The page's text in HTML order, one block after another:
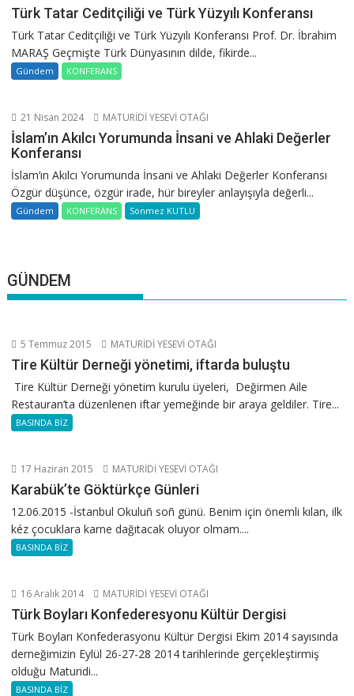
Türk Tatar Ceditçiliği ve Türk Yüzyılı Konferansı
Türk Tatar Ceditçiliği ve Türk Yüzyılı Konferansı Prof. Dr. İbrahim
MARAŞ Geçmişte Türk Dünyasının dilde, fikirde...
Gündem KONFERANS
21 Nisan 2024 MATURİDİ YESEVİ OTAĞI
İslam’ın Akılcı Yorumunda İnsani ve Ahlaki Değerler
Konferansı
İslam’ın Akılcı Yorumunda İnsani ve Ahlaki Değerler Konferansı
Özgür düşünce, özgür irade, hür bireyler anlayışıyla değerli...
Gündem KONFERANS Sönmez KUTLU
GÜNDEM
5 Temmuz 2015 MATURİDİ YESEVİ OTAĞI
Tire Kültür Derneği yönetimi, iftarda buluştu
Tire Kültür Derneği yönetim kurulu üyeleri, Değirmen Aile
Restauran’ta düzenlenen iftar yemeğinde bir araya geldiler. Tire...
BASINDA BİZ
17 Haziran 2015 MATURİDİ YESEVİ OTAĞI
Karabük’te Göktürkçe Günleri
12.06.2015 -İstanbul Okuluñ soñ günü. Benim için önemli kılan, ilk
kéz çocuklara karne dağıtacak oluyor olmam....
BASINDA BİZ
16 Aralık 2014 MATURİDİ YESEVİ OTAĞI
Türk Boyları Konfederesyonu Kültür Dergisi
Türk Boyları Konfederasyonu Kültür Dergisi Ekim 2014 sayısında
derneğimizin Eylül 26-27-28 2014 tarihlerinde gerçekleştirmiş
olduğu Maturidi...
BASINDA BİZ